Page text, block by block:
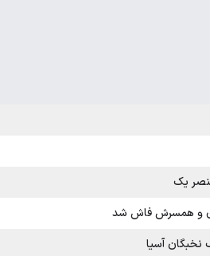
یک
و همسرش فاش شد
نخبگان آسیا